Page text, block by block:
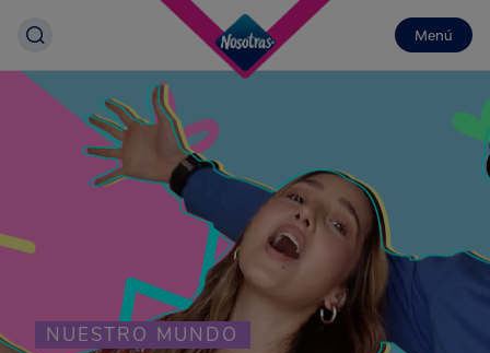
Menú
NUESTRO MUNDO